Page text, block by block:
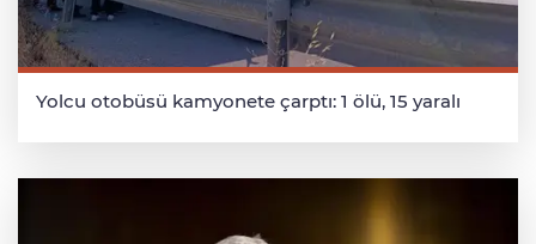
Yolcu otobüsü kamyonete çarptı: 1 ölü, 15 yaralı